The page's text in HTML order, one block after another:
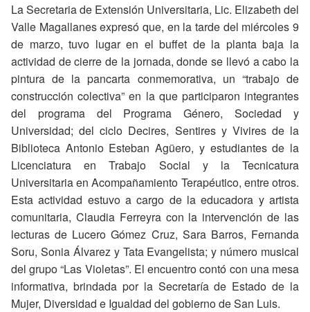
La Secretaria de Extensión Universitaria, Lic. Elizabeth del
Valle Magallanes expresó que, en la tarde del miércoles 9
de marzo, tuvo lugar en el buffet de la planta baja la
actividad de cierre de la jornada, donde se llevó a cabo la
pintura de la pancarta conmemorativa, un “trabajo de
construcción colectiva” en la que participaron integrantes
del programa del Programa Género, Sociedad y
Universidad; del ciclo Decires, Sentires y Vivires de la
Biblioteca Antonio Esteban Agüero, y estudiantes de la
Licenciatura en Trabajo Social y la Tecnicatura
Universitaria en Acompañamiento Terapéutico, entre otros.
Esta actividad estuvo a cargo de la educadora y artista
comunitaria, Claudia Ferreyra con la intervención de las
lecturas de Lucero Gómez Cruz, Sara Barros, Fernanda
Soru, Sonia Álvarez y Tata Evangelista; y número musical
del grupo “Las Violetas”. El encuentro contó con una mesa
informativa, brindada por la Secretaría de Estado de la
Mujer, Diversidad e Igualdad del gobierno de San Luis.